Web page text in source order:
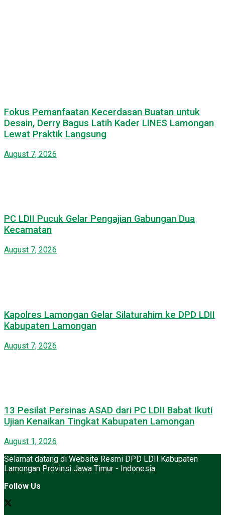
Fokus Pemanfaatan Kecerdasan Buatan untuk
Desain, Derry Bagus Latih Kader LINES Lamongan
Lewat Praktik Langsung
August 7, 2026
PC LDII Pucuk Gelar Pengajian Gabungan Dua
Kecamatan
August 7, 2026
Kapolres Lamongan Gelar Silaturahim ke DPD LDII
Kabupaten Lamongan
August 7, 2026
13 Pesilat Persinas ASAD dari PC LDII Babat Ikuti
Ujian Kenaikan Tingkat Kabupaten Lamongan
August 1, 2026
Selamat datang di Website Resmi DPD LDII Kabupaten
Lamongan Provinsi Jawa Timur - Indonesia
Follow Us